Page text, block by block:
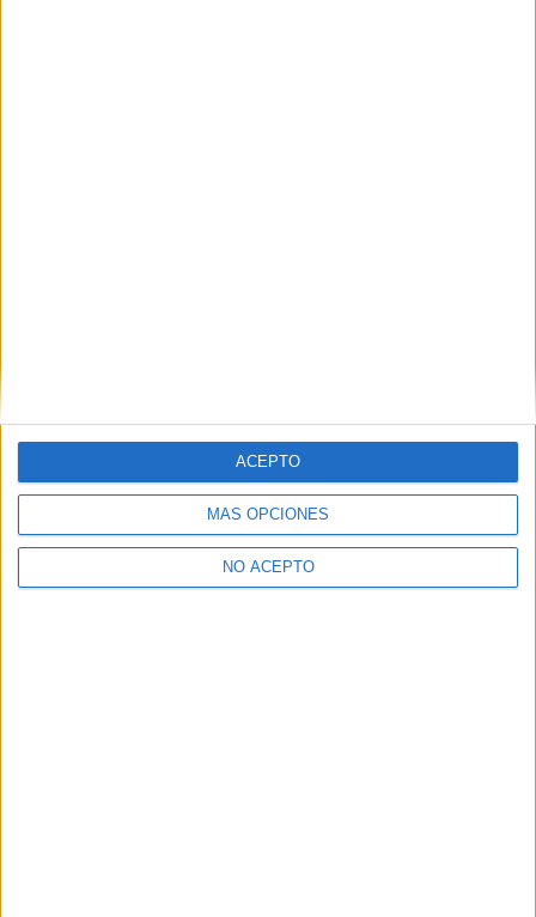
MÁS OPCIONES
NO ACEPTO
ACEPTO
Y como regalo de agradecimiento, por registrarte te daremos
gratis una copia de nuestro ebook con 100 consejos para tu
primer año de universidad